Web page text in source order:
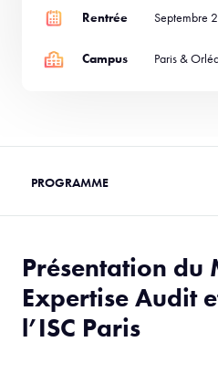
Rentrée Septembre
Campus Paris &
Présentation du
Expertise Audit
l’ISC Paris